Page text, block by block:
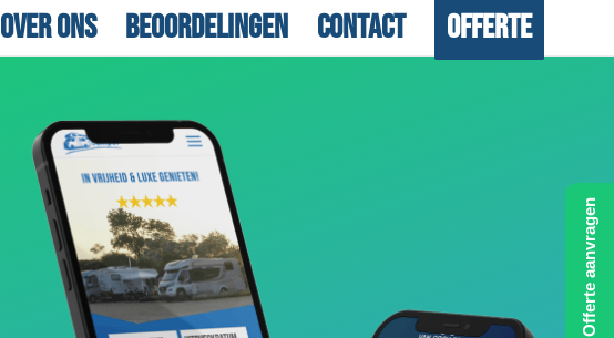
Over ons Beoordelingen Contact Offerte
Offerte aanvragen